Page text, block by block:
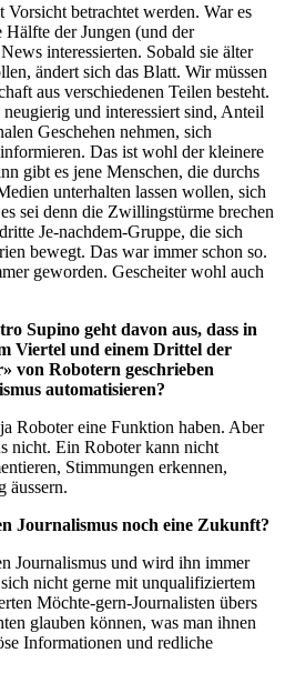
Vorsicht betrachtet werden. War es
Hälfte der Jungen (und der
interessierten. Sobald sie älter
ändert sich das Blatt. Wir müssen
aus verschiedenen Teilen besteht.
und interessiert sind, Anteil
Geschehen nehmen, sich
Das ist wohl der kleinere
gibt es jene Menschen, die durchs
unterhalten lassen wollen, sich
sei denn die Zwillingstürme brechen
Je-nachdem-Gruppe, die sich
bewegt. Das war immer schon so.
geworden. Gescheiter wohl auch
Supino geht davon aus, dass in
Viertel und einem Drittel der
von Robotern geschrieben
automatisieren?
Roboter eine Funktion haben. Aber
nicht. Ein Roboter kann nicht
Stimmungen erkennen,
äussern.
Journalismus noch eine Zukunft?
Journalismus und wird ihn immer
nicht gerne mit unqualifiziertem
Möchte-gern-Journalisten übers
glauben können, was man ihnen
Informationen und redliche